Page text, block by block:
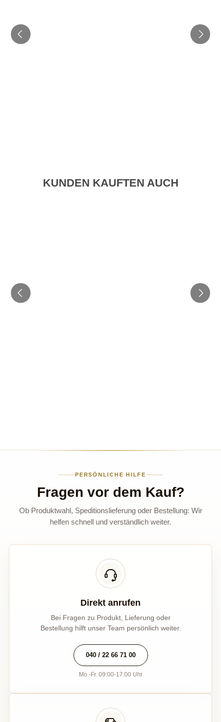
KUNDEN KAUFTEN AUCH
PERSÖNLICHE HILFE
Fragen vor dem Kauf?
Ob Produktwahl, Speditionslieferung oder Bestellung: Wir
helfen schnell und verständlich weiter.
Direkt anrufen
Bei Fragen zu Produkt, Lieferung oder
Bestellung hilft unser Team persönlich weiter.
040 / 22 66 71 00
Mo.-Fr. 09:00-17:00 Uhr